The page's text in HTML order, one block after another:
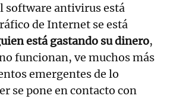
software antivirus está
de Internet se está
está gastando su dinero,
funcionan, ve muchos más
emergentes de lo
se pone en contacto con